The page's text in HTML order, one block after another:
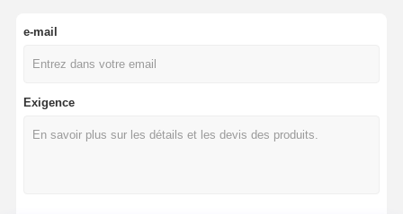
Sac en papier
e-mail
Exigence